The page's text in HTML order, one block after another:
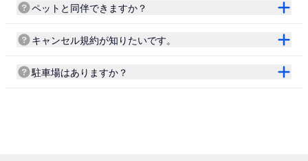
ペットと同伴できますか？
キャンセル規約が知りたいです。
駐車場はありますか？